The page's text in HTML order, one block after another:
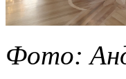
Фото: